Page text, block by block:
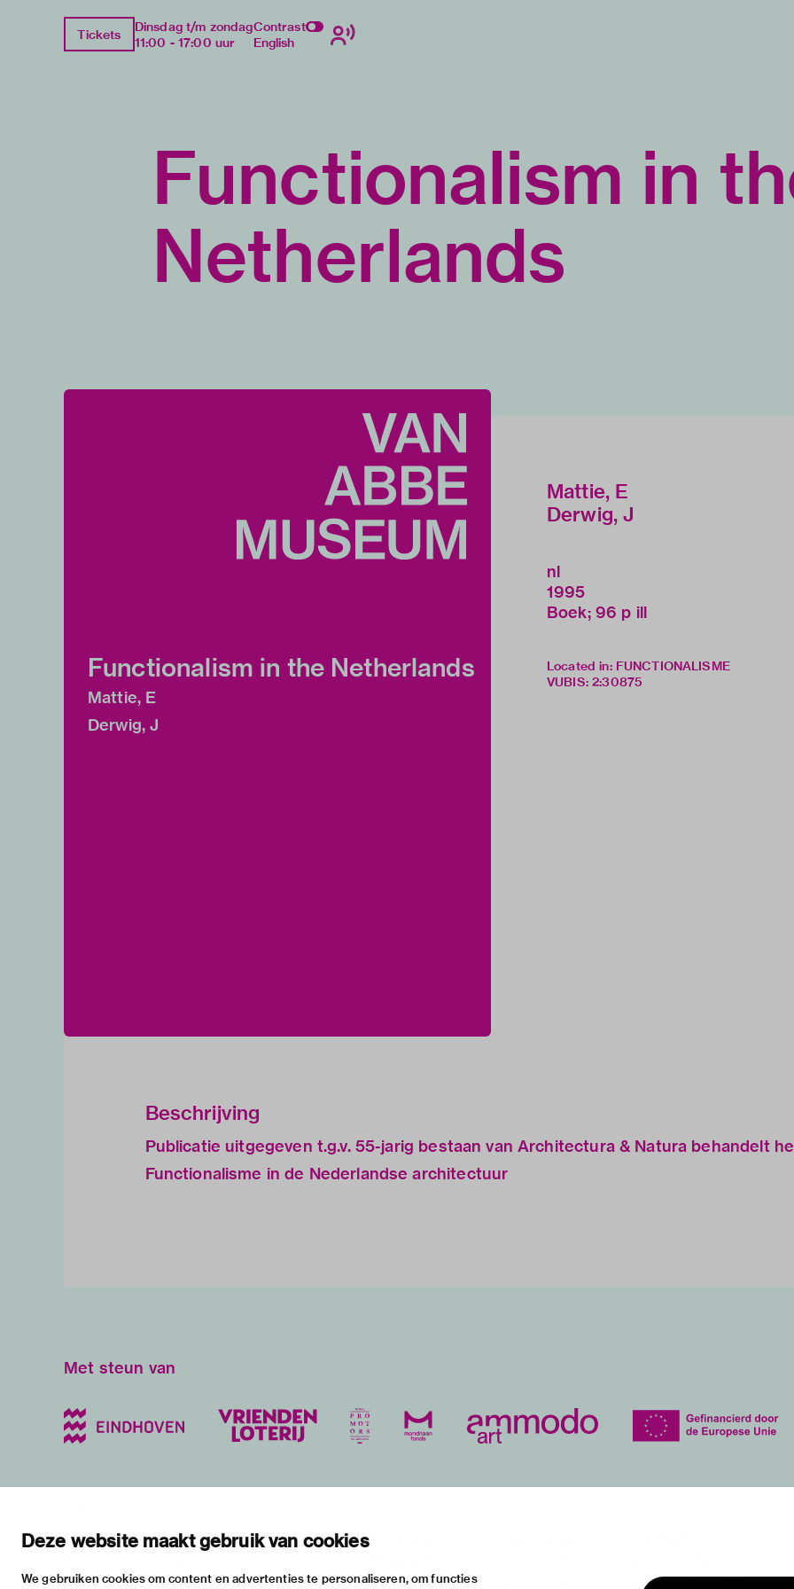
Deze website maakt gebruik van cookies
We gebruiken cookies om content en advertenties te personaliseren, om functies
Tickets
Dinsdag t/m zondag
11:00 - 17:00 uur
Contrast
English
Functionalism in
Netherlands
Functionalism in the Netherlands
Mattie, E
Derwig, J
Mattie, E
Derwig, J
nl
1995
Boek; 96 p ill
Located in: FUNCTIONALISME
VUBIS: 2:30875
Beschrijving
Publicatie uitgegeven t.g.v. 55-jarig bestaan van Architectura & Natura behandelt
Functionalisme in de Nederlandse architectuur
Met steun van
nieuwsbrief
stratumsedijk 2 eindhovententoonstellingen